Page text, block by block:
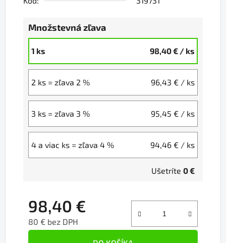
Množstevná zľava
1 ks 98,40 € / ks
2 ks = zľava 2 % 96,43 € / ks
3 ks = zľava 3 % 95,45 € / ks
4 a viac ks = zľava 4 % 94,46 € / ks
Ušetríte 0 €
98,40 €
80 € bez DPH